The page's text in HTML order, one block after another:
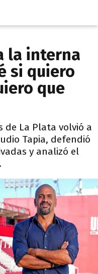
la interna
si quiero
que
de La Plata volvió a
Tapia, defendió
y analizó el